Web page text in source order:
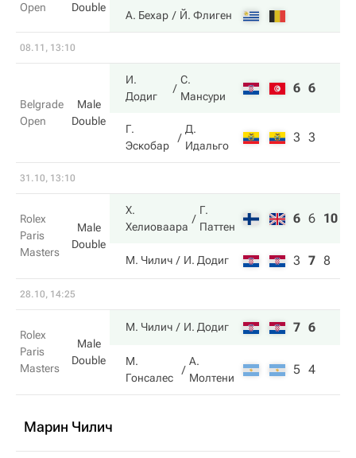
Open
Double
А. Бехар Й. Флиген
08.11, 13:10
Belgrade
Open
Male
Double
И.
Додиг
С.
Мансури
6 6
Г.
Эскобар
Д.
Идальго
3 3
31.10, 13:10
Rolex
Paris
Masters
Male
Double
Х.
Хелиоваара
Г.
Паттен
6 6 10
М. Чилич И. Додиг 3 7 8
28.10, 14:25
Rolex
Paris
Masters
Male
Double
М. Чилич И. Додиг 7 6
М.
Гонсалес
А.
Молтени
5 4
Марин Чилич